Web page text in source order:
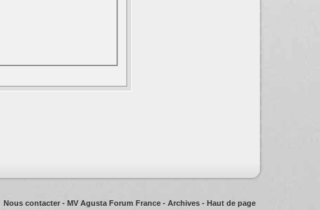
Nous contacter - MV Agusta Forum France - Archives - Haut de page